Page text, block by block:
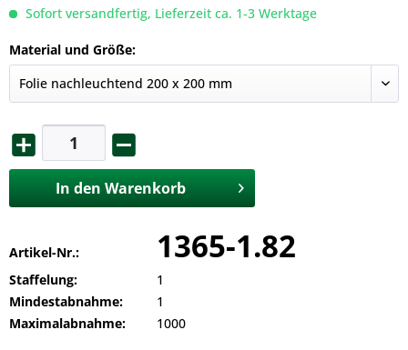
Sofort versandfertig, Lieferzeit ca. 1-3 Werktage
Material und Größe:
In den Warenkorb
Artikel-Nr.: 1365-1.82
Staffelung:
1
Mindestabnahme:
1
Maximalabnahme:
1000